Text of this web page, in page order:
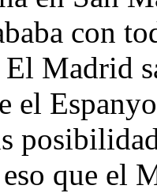
con
Madrid
el
que el